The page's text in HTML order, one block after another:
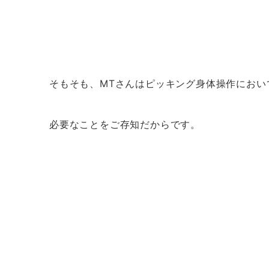
そもそも、MTさんはピッキング身体操作におい
必要なことをご存知だからです。